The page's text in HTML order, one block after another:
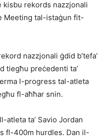
kisbu rekords nazzjonali
Meeting tal-istaġun fit-
nazzjonali ġdid b’tefa’
tiegħu preċedenti ta’
l-progress tal-atleta
fl-aħħar snin.
atleta ta’ Savio Jordan
fl-400m hurdles. Dan il-